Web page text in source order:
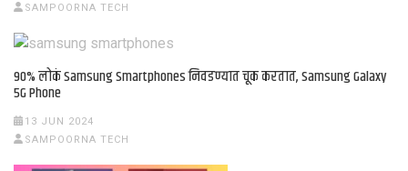
SAMPOORNA TECH
90% लोकं Samsung Smartphones निवडण्यात चूक करतात, Samsung Galaxy
5G Phone
13 JUN 2024
SAMPOORNA TECH